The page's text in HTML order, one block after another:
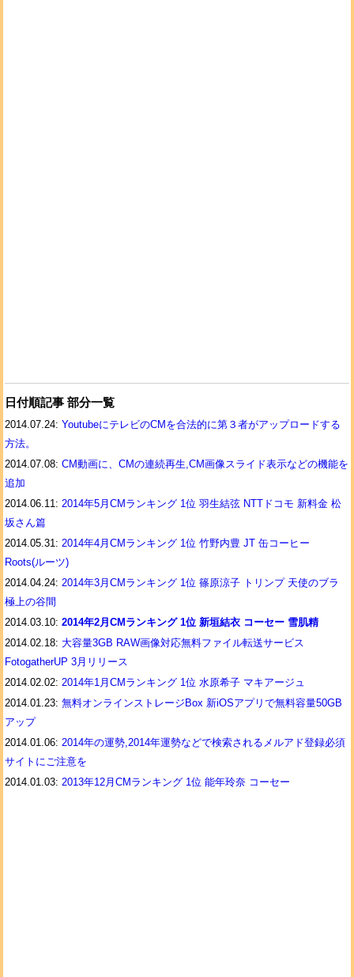
日付順記事 部分一覧
2014.07.24: YoutubeにテレビのCMを合法的に第３者がアップロードする
方法。
2014.07.08: CM動画に、CMの連続再生,CM画像スライド表示などの機能を
追加
2014.06.11: 2014年5月CMランキング 1位 羽生結弦 NTTドコモ 新料金 松
坂さん篇
2014.05.31: 2014年4月CMランキング 1位 竹野内豊 JT 缶コーヒー
Roots(ルーツ)
2014.04.24: 2014年3月CMランキング 1位 篠原涼子 トリンプ 天使のブラ
極上の谷間
2014.03.10: 2014年2月CMランキング 1位 新垣結衣 コーセー 雪肌精
2014.02.18: 大容量3GB RAW画像対応無料ファイル転送サービス
FotogatherUP 3月リリース
2014.02.02: 2014年1月CMランキング 1位 水原希子 マキアージュ
2014.01.23: 無料オンラインストレージBox 新iOSアプリで無料容量50GB
アップ
2014.01.06: 2014年の運勢,2014年運勢などで検索されるメルアド登録必須
サイトにご注意を
2014.01.03: 2013年12月CMランキング 1位 能年玲奈 コーセー